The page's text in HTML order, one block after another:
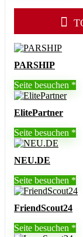
PARSHIP
Seite besuchen
ElitePartner
Seite besuchen
NEU.DE
Seite besuchen
FriendScout24
Seite besuchen